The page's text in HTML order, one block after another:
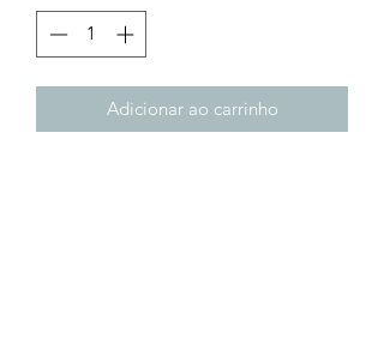
Adicionar ao carrinho